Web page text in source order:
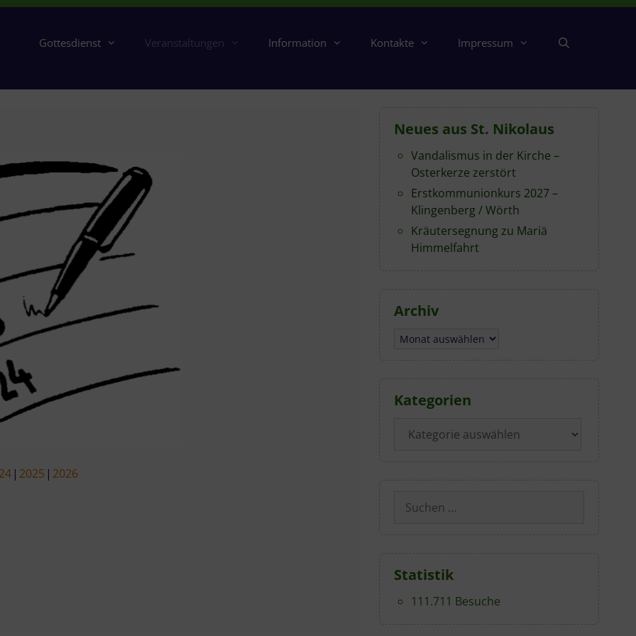
Gottesdienst Veranstaltungen Information Kontakte Impressum
2025 2026
Neues aus St. Nikolaus
Vandalismus in der Kirche –
Osterkerze zerstört
Erstkommunionkurs 2027 –
Klingenberg / Wörth
Kräutersegnung zu Mariä
Himmelfahrt
Archiv
Archiv
Kategorien
Suchen
nach:
Statistik
111.711 Besuche